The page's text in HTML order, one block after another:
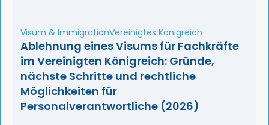
Visum & ImmigrationVereinigtes Königreich
Ablehnung eines Visums für Fachkräfte
im Vereinigten Königreich: Gründe,
nächste Schritte und rechtliche
Möglichkeiten für
Personalverantwortliche (2026)